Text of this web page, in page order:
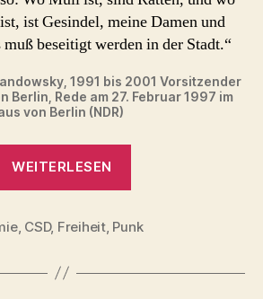
ist Gesindel, meine Damen und
beseitigt werden in der Stadt.“
1991 bis 2001 Vorsitzender
Berlin, Rede am 27. Februar 1997 im
von Berlin (NDR)
WEITERLESEN
–
Punks
, CSD, Freiheit, Punk